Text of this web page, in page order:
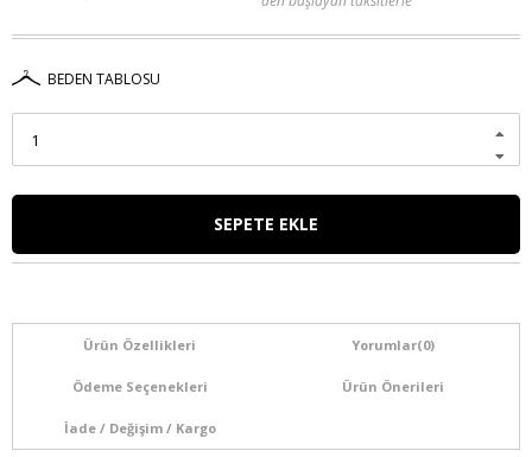
BEDEN TABLOSU
Ürün Özellikleri Yorumlar(0)
Ödeme Seçenekleri Ürün Önerileri
İade / Değişim / Kargo